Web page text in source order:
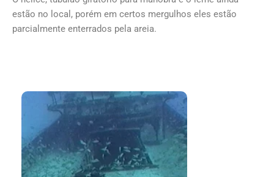
estão no local, porém em certos mergulhos eles estão
parcialmente enterrados pela areia.